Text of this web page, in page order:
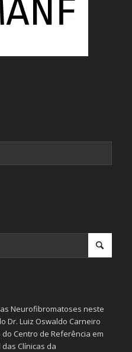
Neurofibromatoses neste
Dr. Luiz Oswaldo Carneiro
Centro de Referência em
Clínicas da